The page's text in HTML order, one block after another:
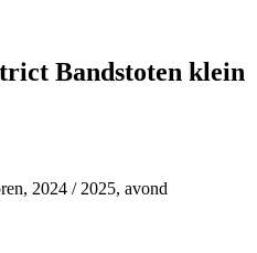
Bandstoten klein
2024 / 2025, avond